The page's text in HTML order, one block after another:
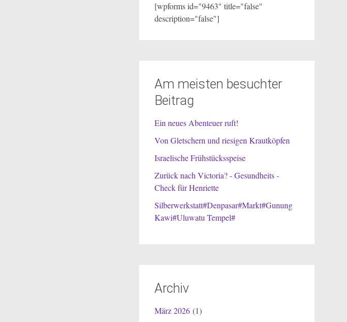
[wpforms id="9463" title="false"
description="false"]
Am meisten besuchter
Beitrag
Ein neues Abenteuer ruft!
Von Gletschern und riesigen Krautköpfen
Israelische Frühstücksspeise
Zurück nach Victoria? - Gesundheits -
Check für Henriette
Silberwerkstatt#Denpasar#Markt#Gunung
Kawi#Uluwatu Tempel#
Archiv
März 2026(1)